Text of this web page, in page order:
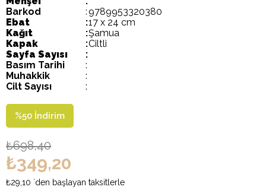
Barkod
:9789953320380
Ebat
:17 x 24 cm
Kağıt
:Şamua
Kapak
:Ciltli
Sayfa Sayısı
:
Basım Tarihi
:
Muhakkik
:
Cilt Sayısı
:
%50 İndirim
₺698,40
₺349,20
₺29,10 `den başlayan taksitlerle